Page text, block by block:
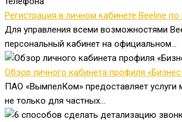
Регистрация в личном кабинете Beeline
Для управления всеми возможностями
персональный кабинет на официальном...
Обзор личного кабинета профиля
ПАО «ВымпелКом» предоставляет услуги
не только для частных...